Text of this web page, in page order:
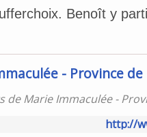
Benoît y
- Province de
Marie Immaculée -
http://